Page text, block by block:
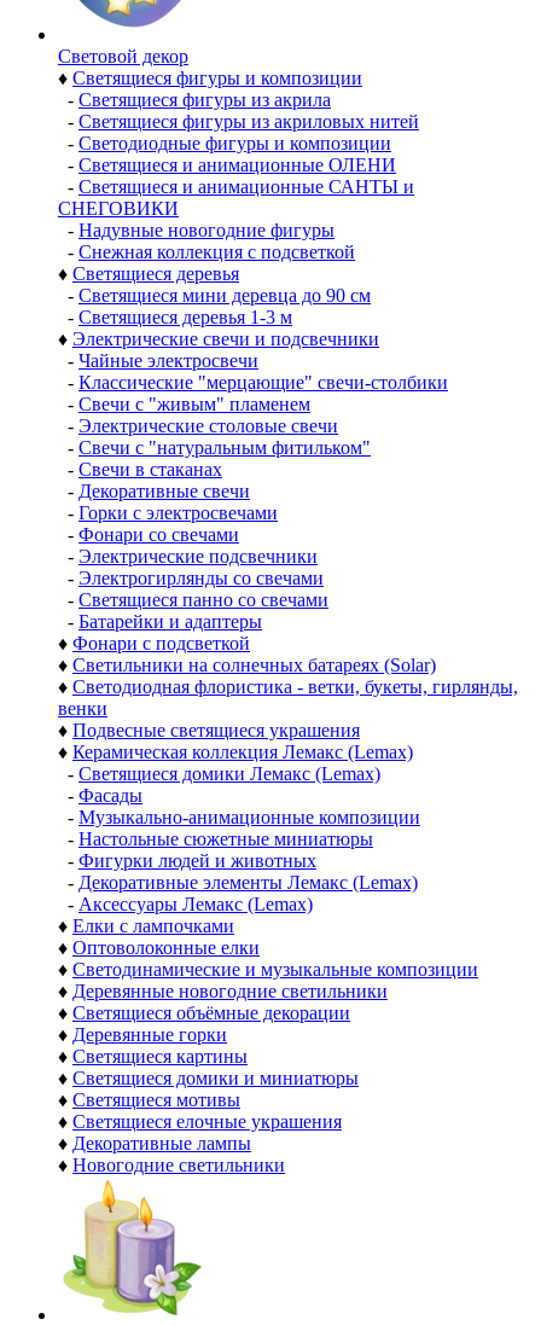
Световой декор
♦ Светящиеся фигуры и композиции
- Светящиеся фигуры из акрила
- Светящиеся фигуры из акриловых нитей
- Светодиодные фигуры и композиции
- Светящиеся и анимационные ОЛЕНИ
- Светящиеся и анимационные САНТЫ и
СНЕГОВИКИ
- Надувные новогодние фигуры
- Снежная коллекция с подсветкой
♦ Светящиеся деревья
- Светящиеся мини деревца до 90 см
- Светящиеся деревья 1-3 м
♦ Электрические свечи и подсвечники
- Чайные электросвечи
- Классические "мерцающие" свечи-столбики
- Свечи с "живым" пламенем
- Электрические столовые свечи
- Свечи с "натуральным фитильком"
- Свечи в стаканах
- Декоративные свечи
- Горки с электросвечами
- Фонари со свечами
- Электрические подсвечники
- Электрогирлянды со свечами
- Светящиеся панно со свечами
- Батарейки и адаптеры
♦ Фонари с подсветкой
♦ Светильники на солнечных батареях (Solar)
♦ Светодиодная флористика - ветки, букеты, гирлянды,
венки
♦ Подвесные светящиеся украшения
♦ Керамическая коллекция Лемакс (Lemax)
- Светящиеся домики Лемакс (Lemax)
- Фасады
- Музыкально-анимационные композиции
- Настольные сюжетные миниатюры
- Фигурки людей и животных
- Декоративные элементы Лемакс (Lemax)
- Аксессуары Лемакс (Lemax)
♦ Елки с лампочками
♦ Оптоволоконные елки
♦ Светодинамические и музыкальные композиции
♦ Деревянные новогодние светильники
♦ Светящиеся объёмные декорации
♦ Деревянные горки
♦ Светящиеся картины
♦ Светящиеся домики и миниатюры
♦ Светящиеся мотивы
♦ Светящиеся елочные украшения
♦ Декоративные лампы
♦ Новогодние светильники